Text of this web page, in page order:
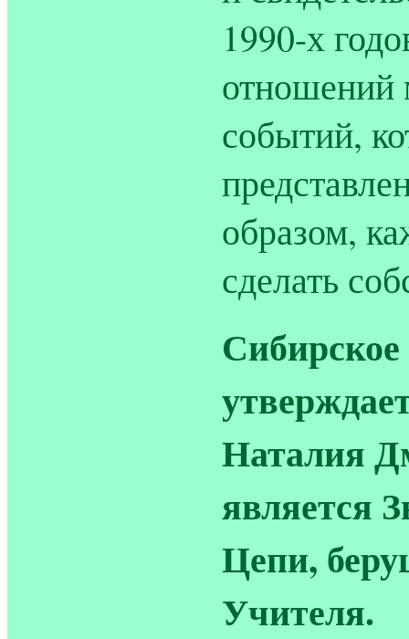
1990-х
событий,
образом,
сделать
Наталия
является
Цепи,
Учителя.